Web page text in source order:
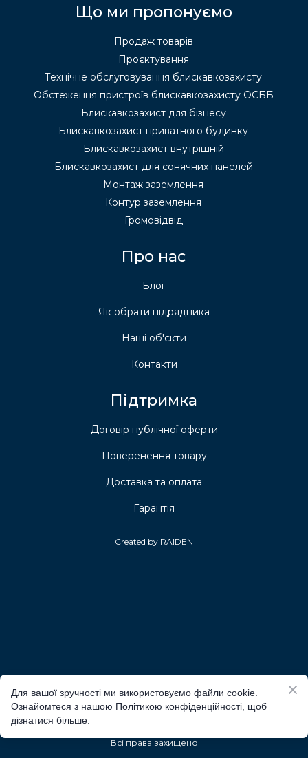
Що ми пропонуємо
Продаж товарів
Проєктування
Технічне обслуговування блискавкозахисту
Обстеження пристроїв блискавкозахисту ОСББ
Блискавкозахист для бізнесу
Блискавкозахист приватного будинку
Блискавкозахист внутрішній
Блискавкозахист для сонячних панелей
Монтаж заземлення
Контур заземлення
Громовідвід
Про нас
Блог
Як обрати підрядника
Наші об'єкти
Контакти
Підтримка
Договір публічної оферти
Поверенення товару
Доставка та оплата
Гарантія
Created by RAIDEN
Всі права захищено
Для вашої зручності ми використовуємо файли cookie.
Ознайомтеся з нашою Політикою конфіденційності, щоб
дізнатися більше.